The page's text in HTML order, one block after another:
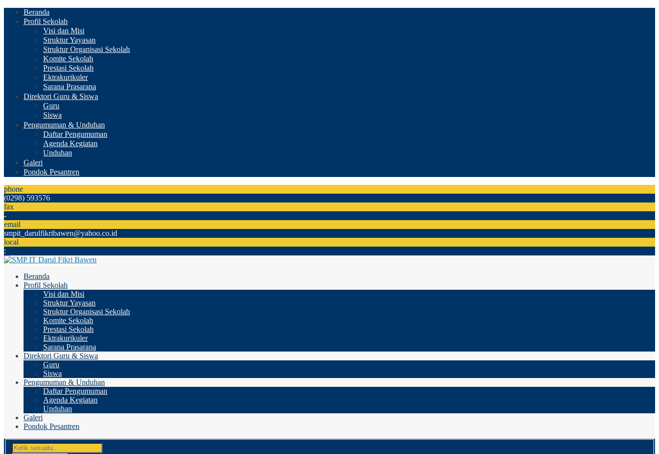
Beranda
Profil Sekolah
Visi dan Misi
Struktur Yayasan
Struktur Organisasi Sekolah
Komite Sekolah
Prestasi Sekolah
Ektrakurikuler
Sarana Prasarana
Direktori Guru & Siswa
Guru
Siswa
Pengumuman & Unduhan
Daftar Pengumuman
Agenda Kegiatan
Unduhan
Galeri
Pondok Pesantren
phone
(0298) 593576
fax
-
email
smpit_darulfikribawen@yahoo.co.id
local
:
Beranda
Profil Sekolah
Visi dan Misi
Struktur Yayasan
Struktur Organisasi Sekolah
Komite Sekolah
Prestasi Sekolah
Ektrakurikuler
Sarana Prasarana
Direktori Guru & Siswa
Guru
Siswa
Pengumuman & Unduhan
Daftar Pengumuman
Agenda Kegiatan
Unduhan
Galeri
Pondok Pesantren